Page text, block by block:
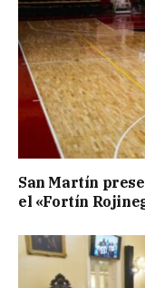
San Martín
el «Fortín